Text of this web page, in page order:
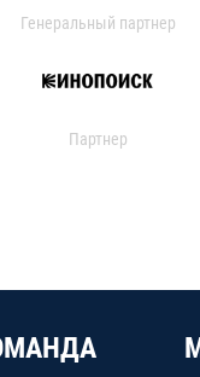
Генеральный партнер
Партнер